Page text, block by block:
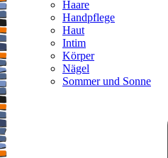
Haare
Handpflege
Haut
Intim
Körper
Nägel
Sommer und Sonne